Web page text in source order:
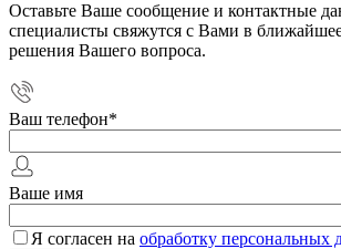
Оставьте Ваше сообщение и контактные
специалисты свяжутся с Вами в
решения Вашего вопроса.
Ваш телефон*
Ваше имя
Я согласен на обработку персональных